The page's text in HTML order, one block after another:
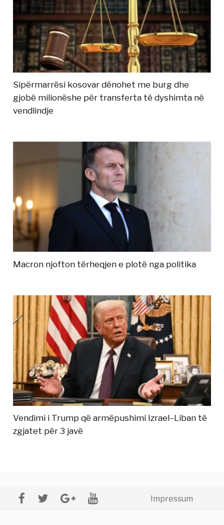
Sipërmarrësi kosovar dënohet me burg dhe
gjobë milionëshe për transferta të dyshimta në
vendlindje
Macron njofton tërheqjen e plotë nga politika
Vendimi i Trump që armëpushimi Izrael–Liban të
zgjatet për 3 javë
Impressum